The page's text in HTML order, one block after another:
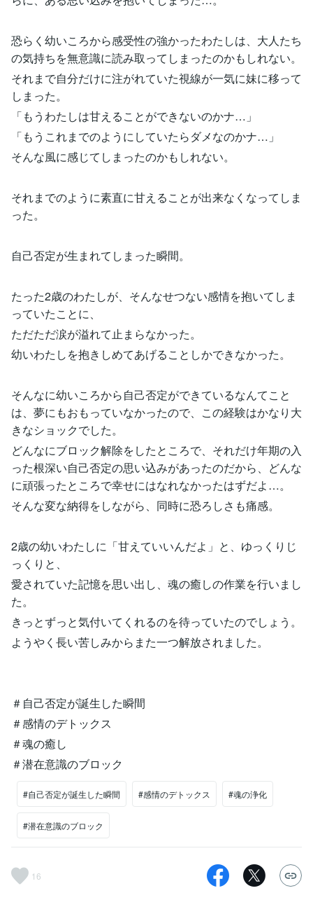
恐らく幼いころから感受性の強かったわたしは、大人たち
の気持ちを無意識に読み取ってしまったのかもしれない。
それまで自分だけに注がれていた視線が一気に妹に移って
しまった。
「もうわたしは甘えることができないのかナ…」
「もうこれまでのようにしていたらダメなのかナ…」
そんな風に感じてしまったのかもしれない。
それまでのように素直に甘えることが出来なくなってしま
った。
自己否定が生まれてしまった瞬間。
たった2歳のわたしが、そんなせつない感情を抱いてしま
っていたことに、
ただただ涙が溢れて止まらなかった。
幼いわたしを抱きしめてあげることしかできなかった。
そんなに幼いころから自己否定ができているなんてこと
は、夢にもおもっていなかったので、この経験はかなり大
きなショックでした。
どんなにブロック解除をしたところで、それだけ年期の入
った根深い自己否定の思い込みがあったのだから、どんな
に頑張ったところで幸せにはなれなかったはずだよ…。
そんな変な納得をしながら、同時に恐ろしさも痛感。
2歳の幼いわたしに「甘えていいんだよ」と、ゆっくりじ
っくりと、
愛されていた記憶を思い出し、魂の癒しの作業を行いまし
た。
きっとずっと気付いてくれるのを待っていたのでしょう。
ようやく長い苦しみからまた一つ解放されました。
＃自己否定が誕生した瞬間
＃感情のデトックス
＃魂の癒し
＃潜在意識のブロック
#自己否定が誕生した瞬間 #感情のデトックス #魂の浄化
#潜在意識のブロック
16